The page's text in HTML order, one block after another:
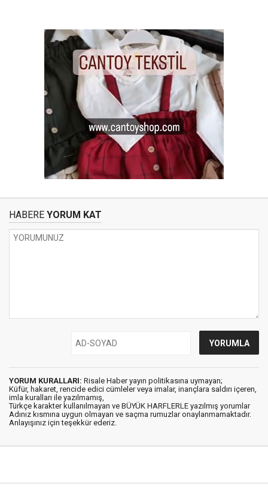
HABERE YORUM KAT
YORUM KURALLARI: Risale Haber yayın politikasına uymayan;
Küfür, hakaret, rencide edici cümleler veya imalar, inançlara saldırı içeren,
imla kuralları ile yazılmamış,
Türkçe karakter kullanılmayan ve BÜYÜK HARFLERLE yazılmış yorumlar
Adınız kısmına uygun olmayan ve saçma rumuzlar onaylanmamaktadır.
Anlayışınız için teşekkür ederiz.